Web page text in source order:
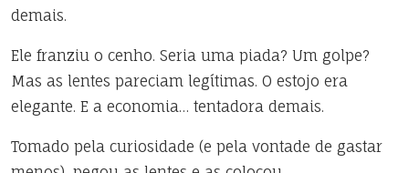
demais.
Ele franziu o cenho. Seria uma piada? Um golpe?
Mas as lentes pareciam legítimas. O estojo era
elegante. E a economia… tentadora demais.
Tomado pela curiosidade (e pela vontade de gastar